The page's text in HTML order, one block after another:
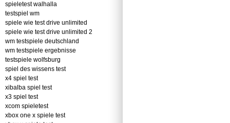
spieletest walhalla
testspiel wm
spiele wie test drive unlimited
spiele wie test drive unlimited 2
wm testspiele deutschland
wm testspiele ergebnisse
testspiele wolfsburg
spiel des wissens test
x4 spiel test
xibalba spiel test
x3 spiel test
xcom spieletest
xbox one x spiele test